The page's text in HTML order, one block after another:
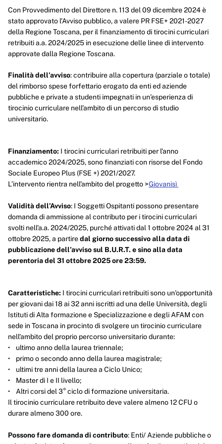
Con Provvedimento del Direttore n. 113 del 09 dicembre 2024 è
stato approvato l’Avviso pubblico, a valere PR FSE+ 2021-2027
della Regione Toscana, per il finanziamento di tirocini curriculari
retribuiti a.a. 2024/2025 in esecuzione delle linee di intervento
approvate dalla Regione Toscana.
Finalità dell’avviso: contribuire alla copertura (parziale o totale)
del rimborso spese forfettario erogato da enti ed aziende
pubbliche e private a studenti impegnati in un’esperienza di
tirocinio curriculare nell’ambito di un percorso di studio
universitario.
Finanziamento: I tirocini curriculari retribuiti per l’anno
accademico 2024/2025, sono finanziati con risorse del Fondo
Sociale Europeo Plus (FSE +) 2021/2027.
L’intervento rientra nell’ambito del progetto >Giovanisì
Validità dell’Avviso: I Soggetti Ospitanti possono presentare
domanda di ammissione al contributo per i tirocini curriculari
svolti nell’a.a. 2024/2025, purché attivati dal 1 ottobre 2024 al 31
ottobre 2025, a partiredal giorno successivo alla data di
pubblicazione dell’avviso sul B.U.R.T. e sino alla data
perentoria del 31 ottobre 2025 ore 23:59.
Caratteristiche: I tirocini curriculari retribuiti sono un’opportunità
per giovani dai 18 ai 32 anni iscritti ad una delle Università, degli
Istituti di Alta formazione e Specializzazione e degli AFAM con
sede in Toscana in procinto di svolgere un tirocinio curriculare
nell’ambito del proprio percorso universitario durante:
• ultimo anno della laurea triennale;
• primo o secondo anno della laurea magistrale;
• ultimi tre anni della laurea a Ciclo Unico;
• Master di I e II livello;
• Altri corsi del 3° ciclo di formazione universitaria.
Il tirocinio curriculare retribuito deve valere almeno 12 CFU o
durare almeno 300 ore.
Possono fare domanda di contributo: Enti/ Aziende pubbliche o